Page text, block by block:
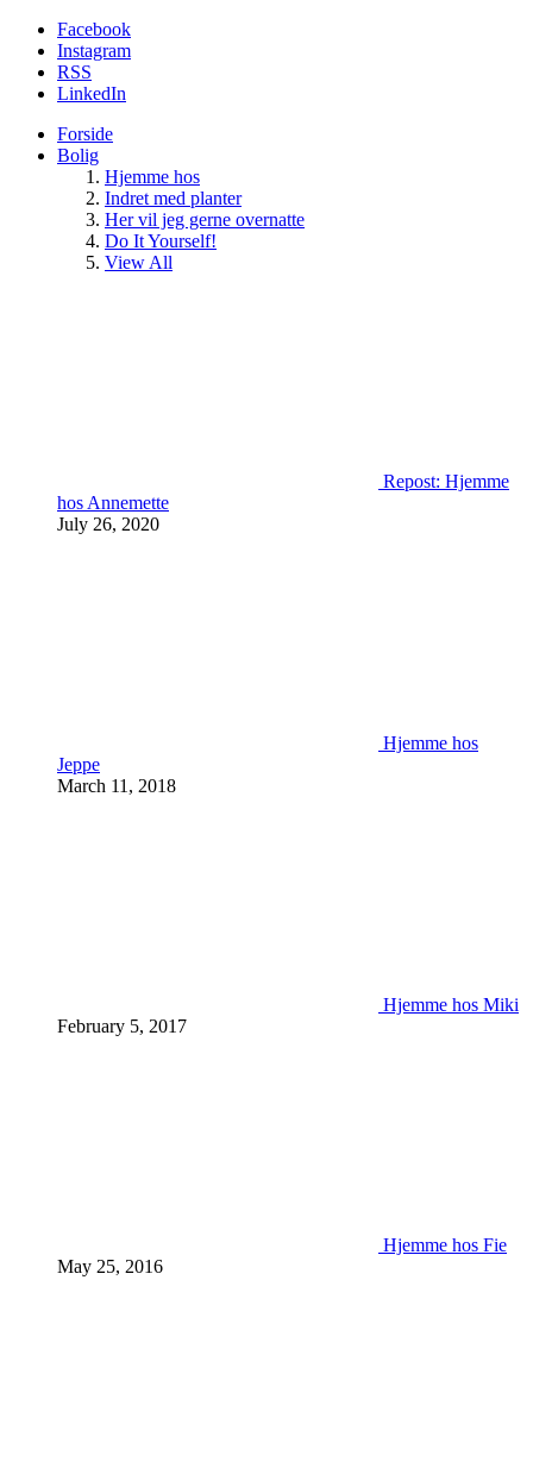
Facebook
Instagram
RSS
LinkedIn
Forside
Bolig
Hjemme hos
Indret med planter
Her vil jeg gerne overnatte
Do It Yourself!
View All
Repost: Hjemme
hos Annemette
July 26, 2020
Hjemme hos
Jeppe
March 11, 2018
Hjemme hos Miki
February 5, 2017
Hjemme hos Fie
May 25, 2016